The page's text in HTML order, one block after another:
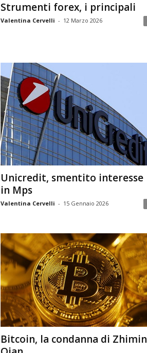
Strumenti forex, i principali
Valentina Cervelli - 12 Marzo 2026
Unicredit, smentito interesse
in Mps
Valentina Cervelli - 15 Gennaio 2026
Bitcoin, la condanna di Zhimin